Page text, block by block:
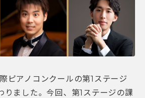
ピアノコンクールの第1ステージ
りました。今回、第1ステージの課